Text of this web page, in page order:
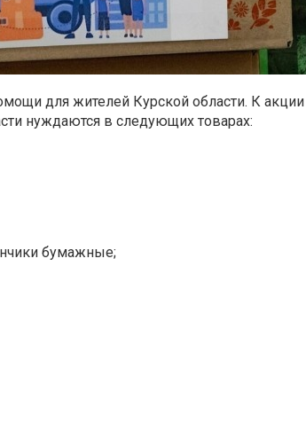
для жителей Курской области. К
нуждаются в следующих товарах:
бумажные;